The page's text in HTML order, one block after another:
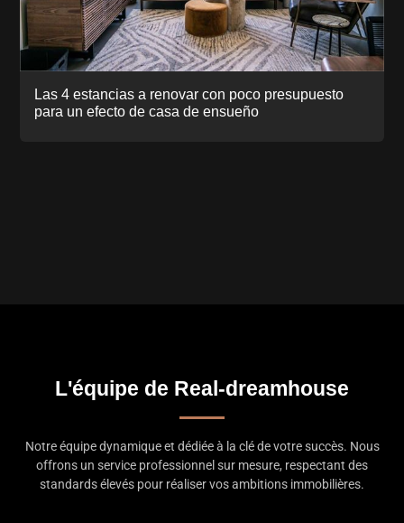
Las 4 estancias a renovar con poco presupuesto
para un efecto de casa de ensueño
L'équipe de Real-dreamhouse
Notre équipe dynamique et dédiée à la clé de votre succès. Nous
offrons un service professionnel sur mesure, respectant des
standards élevés pour réaliser vos ambitions immobilières.